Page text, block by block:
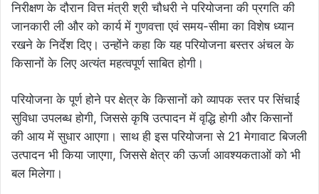
निरीक्षण के दौरान वित्त मंत्री श्री चौधरी ने परियोजना की प्रगति की
जानकारी ली और को कार्य में गुणवत्ता एवं समय-सीमा का विशेष ध्यान
रखने के निर्देश दिए। उन्होंने कहा कि यह परियोजना बस्तर अंचल के
किसानों के लिए अत्यंत महत्वपूर्ण साबित होगी।
परियोजना के पूर्ण होने पर क्षेत्र के किसानों को व्यापक स्तर पर सिंचाई
सुविधा उपलब्ध होगी, जिससे कृषि उत्पादन में वृद्धि होगी और किसानों
की आय में सुधार आएगा। साथ ही इस परियोजना से 21 मेगावाट बिजली
उत्पादन भी किया जाएगा, जिससे क्षेत्र की ऊर्जा आवश्यकताओं को भी
बल मिलेगा।